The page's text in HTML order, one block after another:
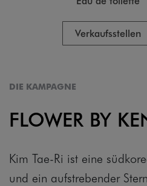
Verkaufsstellen
DIE KAMPAGNE
FLOWER BY
Kim Tae-Ri ist eine
und ein aufstrebender